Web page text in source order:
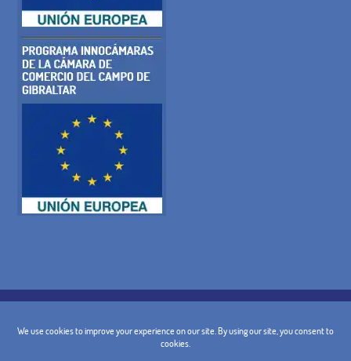
AVVISO LEGALE
TERMINI E CONDIZIONI GENERALI DI
POLITICA DI CANCELLAZIONE